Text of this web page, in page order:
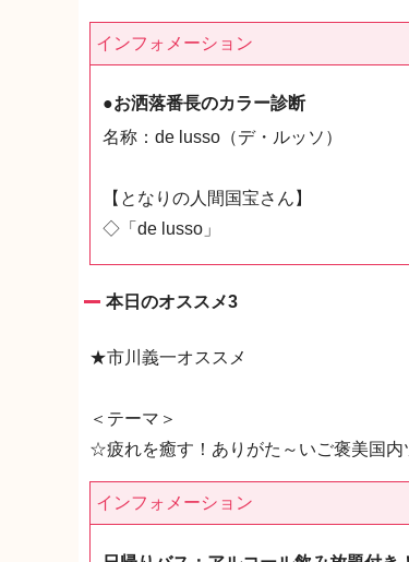
インフォメーション
●お洒落番長のカラー診断
名称：de lusso（デ・ルッソ）
【となりの人間国宝さん】
◇「de lusso」
本日のオススメ3
★市川義一オススメ
＜テーマ＞
☆疲れを癒す！ありがた～いご褒美国内
インフォメーション